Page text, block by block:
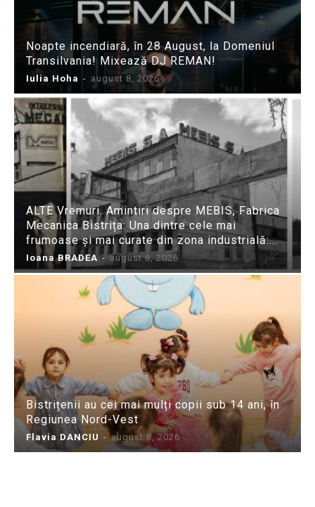
Noapte incendiară, în 28 August, la Domeniul
Transilvania! Mixează DJ REMAN!
Iulia Hoha - august 8, 2026
ALTE Vremuri. Amintiri despre MEBIS, Fabrica
Mecanica Bistrița: Una dintre cele mai
frumoase și mai curate din zona industrială:...
Ioana BRADEA - august 8, 2026
Bistrițenii au cei mai mulți copii sub 14 ani, în
Regiunea Nord-Vest
Flavia DANCIU - august 8, 2026